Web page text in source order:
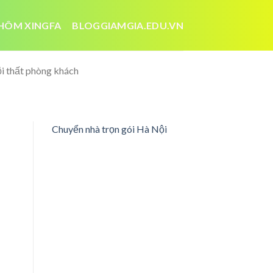
XINGFA BLOGGIAMGIA.EDU.VN
thất phòng khách
Chuyển nhà trọn gói Hà Nội